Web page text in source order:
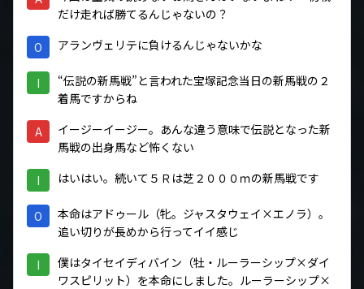
だけ走れば勝てるんじゃないの？
O アランヴェリテに負けるんじゃないかな
I
“伝説の新馬戦”と言われた宝塚記念当日の新馬戦の２
着馬ですからね
A
イージーイージー。あんな違う意味で伝説となった新
馬戦の出身馬など怖くない
I はいはい。続いて５Ｒは芝２０００ｍの新馬戦です
O
本命はアドゥール（牝。ジャスタウェイ×エノラ）。
追い切りが長めから行ってイイ感じ
I
僕はタイセイディバイン（牡・ルーラーシップ×ダイ
ワスピリット）を本命にしました。ルーラーシップ×